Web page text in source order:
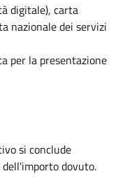
digitale), carta
nazionale dei servizi
per la presentazione
si conclude
dovuto.